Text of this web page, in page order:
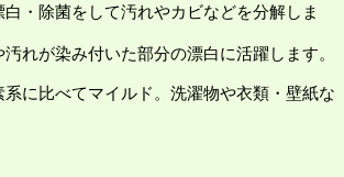
・除菌をして汚れやカビなどを分解しま
れが染み付いた部分の漂白に活躍します。
に比べてマイルド。洗濯物や衣類・壁紙な